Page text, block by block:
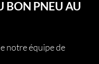
BON PNEU AU
notre équipe de